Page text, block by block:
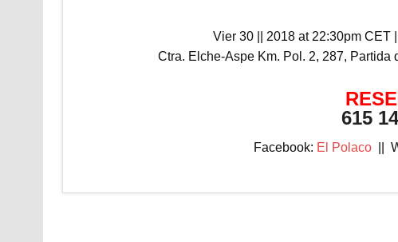
Vier 30 || 2018 at 22:30pm CET
Ctra. Elche-Aspe Km. Pol. 2, 287,
615
Facebook: El Polaco ||